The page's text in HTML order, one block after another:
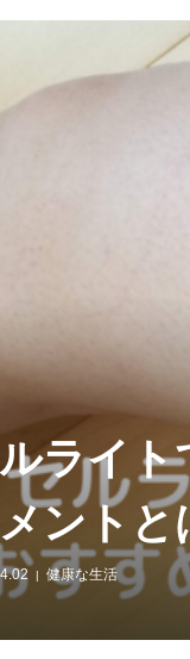
ライト
ントと
健康な生活